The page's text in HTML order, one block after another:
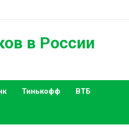
в России
Тинькофф ВТБ